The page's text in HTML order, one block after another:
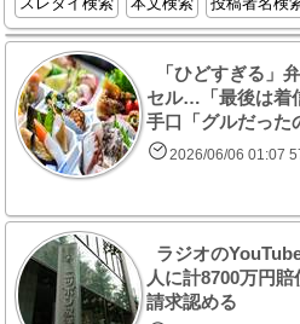
「ひどすぎる」
セル…「最後は着
手口「グルだった
2026/06/06 01:07
ラジオの
人に計8700万円
請求認める